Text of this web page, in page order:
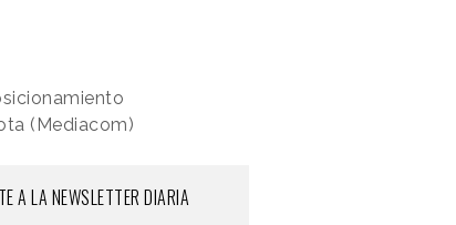
(Mediacom)
A LA NEWSLETTER DIARIA